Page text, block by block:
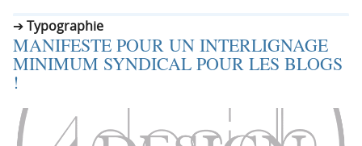
a
t
i
o
p
a
u
c
o
Typographie
MANIFESTE POUR UN INTERLIGNAGE
MINIMUM SYNDICAL POUR LES BLOGS
!